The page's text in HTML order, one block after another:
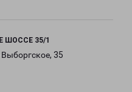
ШОССЕ 35/1
35